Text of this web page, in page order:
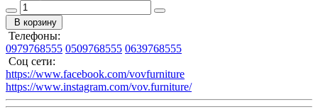
В корзину
Телефоны:
0979768555 0509768555 0639768555
Соц сети:
https://www.facebook.com/vovfurniture
https://www.instagram.com/vov.furniture/